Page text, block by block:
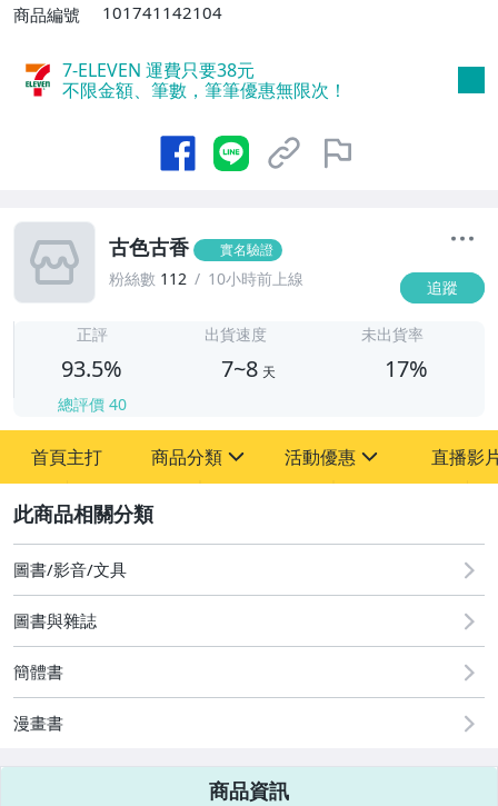
商品編號
101741142104
7-ELEVEN 運費只要38元
不限金額、筆數，筆筆優惠無限次！
古色古香 實名驗證
粉絲數 112 10小時前上線 追蹤
正評
93.5%
總評價 40
出貨速度
7~8 天
未出貨率
17%
首頁主打 商品分類
嬰幼兒與孕婦
圖書/影音/文具
玩具、模型與公仔
男性精品與服飾
活動優惠
[全店] 粉絲專享
[全店] 週年慶
直播影
圖書/影音/文具
圖書與雜誌
簡體書
漫畫書
商品資訊